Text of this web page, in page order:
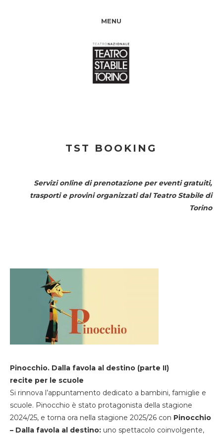
MENU
TST BOOKING
Servizi online di prenotazione per eventi gratuiti,
trasporti e provini organizzati dal Teatro Stabile di
Torino
Pinocchio. Dalla favola al destino (parte II)
recite per le scuole
Si rinnova l’appuntamento dedicato a bambini, famiglie e
scuole. Pinocchio è stato protagonista della stagione
2024/25, e torna ora nella stagione 2025/26 con Pinocchio
– Dalla favola al destino: uno spettacolo coinvolgente,